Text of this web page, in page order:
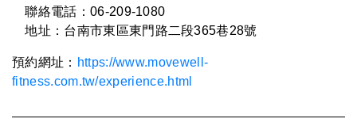
聯絡電話： 06-209-1080
地址：台南市東區東門路二段365巷28號
預約網址： https://www.movewell-
fitness.com.tw/experience.html